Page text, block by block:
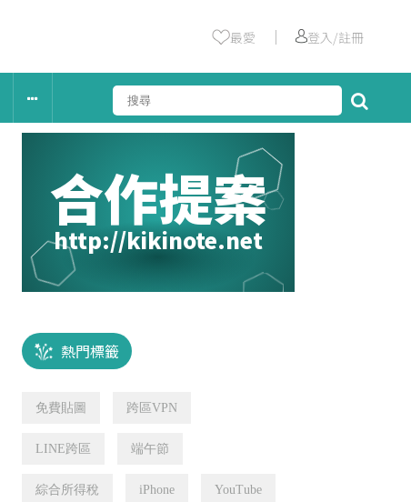
最愛 ｜ 登入/註冊
合作提案
http://kikinote.net
熱門標籤
免費貼圖 跨區VPN
LINE跨區 端午節
綜合所得稅 iPhone YouTube